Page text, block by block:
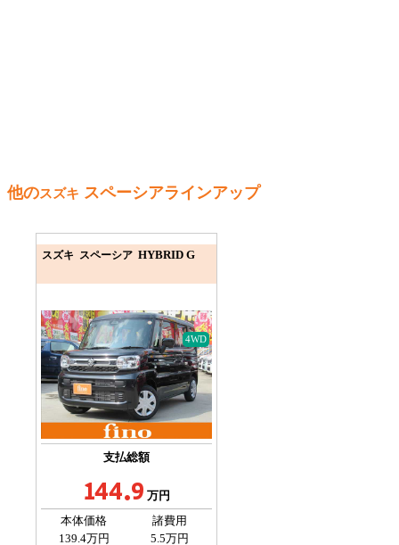
他のスズキ スペーシアラインアップ
スズキ スペーシア HYBRID G
4WD
支払総額
144.9 万円
本体価格
139.4万円
諸費用
5.5万円